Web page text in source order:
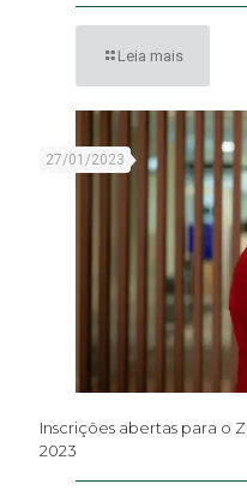
Leia mais
27/01/2023
Inscrições abertas para o
2023